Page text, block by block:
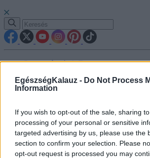
EgészségKalauz - Do Not Process
Information
If you wish to opt-out of the sale, sharing
processing of your personal or sensitive
targeted advertising by us, please use the
section to confirm your selection. Please
opt-out request is processed you may
Betegségek A-Z
Vizsgálat
Kezelés
Kutatás
Prevenció
Hírek
Videók
Kisállatok egészsége